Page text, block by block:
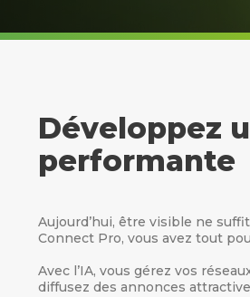
Développez
performante
Aujourd’hui, être visible ne
Connect Pro, vous avez tout
Avec l’IA, vous gérez vos
diffusez des annonces